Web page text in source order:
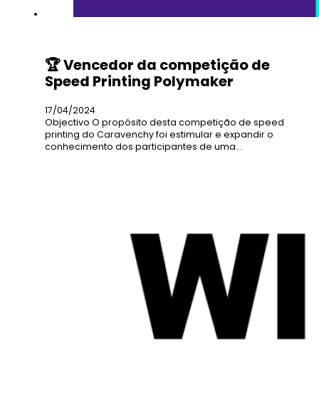
🏆 Vencedor da competição de
Speed Printing Polymaker
17/04/2024
Objectivo O propósito desta competição de speed
printing do Caravenchy foi estimular e expandir o
conhecimento dos participantes de uma…